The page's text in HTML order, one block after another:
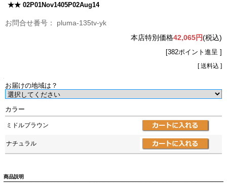
★★ 02P01Nov1405P02Aug14
pluma-135tv-yk
本店特別価格42,065円(税込)
[382ポイント進呈 ]
[ 送料込 ]
お届けの地域は？
カラー
ミドルブラウン
ナチュラル
商品説明